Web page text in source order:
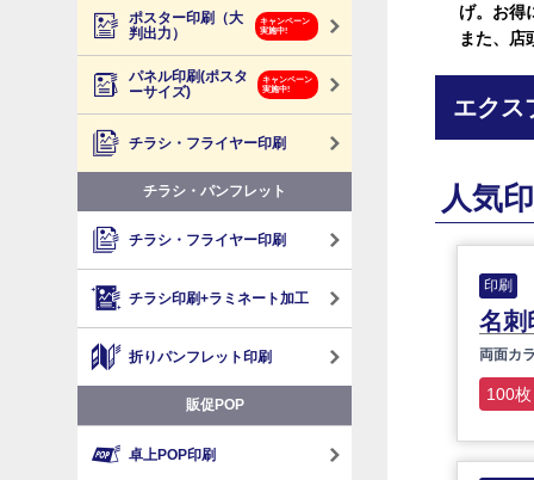
げ。お得
また、店
エクス
人気
印刷
名刺
両面カ
100枚
ポスター印刷（大
判出力）
キャンペーン
実施中!
パネル印刷(ポスタ
ーサイズ)
キャンペーン
実施中!
チラシ・フライヤー印刷
チラシ・パンフレット
チラシ・フライヤー印刷
チラシ印刷+ラミネート加工
折りパンフレット印刷
販促POP
卓上POP印刷